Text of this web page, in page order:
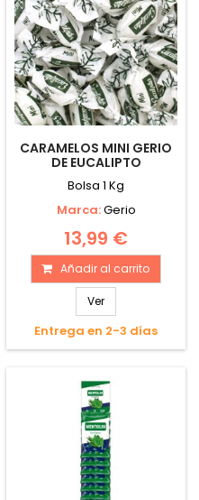
CARAMELOS MINI GERIO
DE EUCALIPTO
Bolsa 1 Kg
Marca:Gerio
13,99 €
Añadir al carrito
Ver
Entrega en 2-3 días